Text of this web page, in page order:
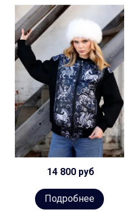
14 800 руб
Подробнее